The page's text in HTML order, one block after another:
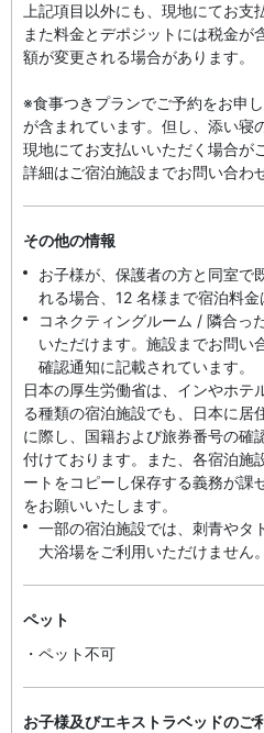
上記項目以外にも、現地にてお支
また料金とデポジットには税金が
額が変更される場合があります。
※食事つきプランでご予約をお申
が含まれています。但し、添い寝
現地にてお支払いいただく場合が
詳細はご宿泊施設までお問い合わ
その他の情報
お子様が、保護者の方と同室で
れる場合、12 名様まで宿泊料金
コネクティングルーム / 隣合っ
いただけます。施設までお問い
確認通知に記載されています。
日本の厚生労働省は、インやホテ
る種類の宿泊施設でも、日本に​居
に際し、国籍および旅券番号の確
付け​ております。また、各宿泊施
ートをコピーし保存する義務が課
をお願いいたします。
一部の宿泊施設では、刺青やタ
大浴場をご利用いただけません。
ペット
・ペット不可
お子様及びエキストラベッドのご